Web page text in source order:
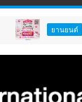
มาสด้าปั้นครีเ